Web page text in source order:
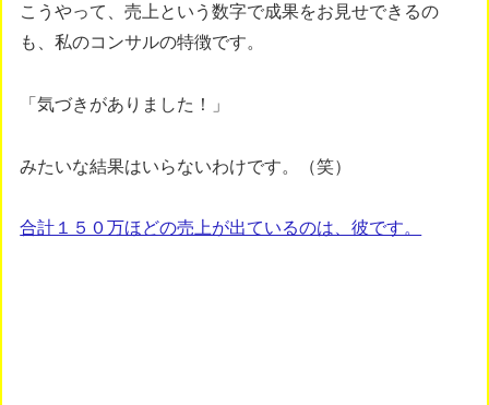
こうやって、売上という数字で成果をお見せできるの
も、私のコンサルの特徴です。
「気づきがありました！」
みたいな結果はいらないわけです。（笑）
合計１５０万ほどの売上が出ているのは、彼です。